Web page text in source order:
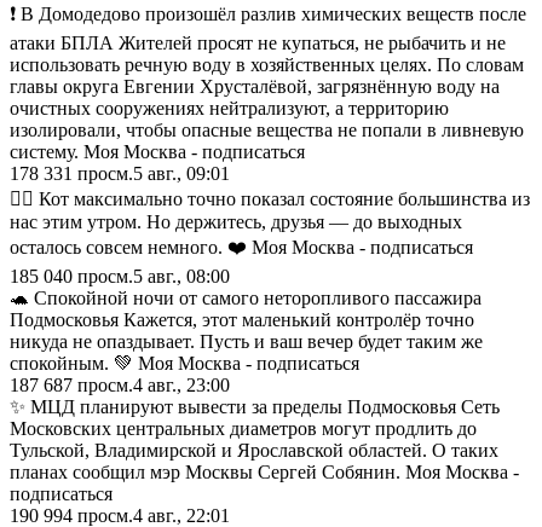
❗ В Домодедово произошёл разлив химических веществ после
атаки БПЛА Жителей просят не купаться, не рыбачить и не
использовать речную воду в хозяйственных целях. По словам
главы округа Евгении Хрусталёвой, загрязнённую воду на
очистных сооружениях нейтрализуют, а территорию
изолировали, чтобы опасные вещества не попали в ливневую
систему. Моя Москва - подписаться
178 331 просм.5 авг., 09:01
😵‍💫 Кот максимально точно показал состояние большинства из
нас этим утром. Но держитесь, друзья — до выходных
осталось совсем немного. ❤️ Моя Москва - подписаться
185 040 просм.5 авг., 08:00
🐢 Спокойной ночи от самого неторопливого пассажира
Подмосковья Кажется, этот маленький контролёр точно
никуда не опаздывает. Пусть и ваш вечер будет таким же
спокойным. 💚 Моя Москва - подписаться
187 687 просм.4 авг., 23:00
✨ МЦД планируют вывести за пределы Подмосковья Сеть
Московских центральных диаметров могут продлить до
Тульской, Владимирской и Ярославской областей. О таких
планах сообщил мэр Москвы Сергей Собянин. Моя Москва -
подписаться
190 994 просм.4 авг., 22:01